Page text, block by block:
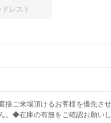
レスト
ABS
接ご来場頂けるお客様を優先さ
。◆在庫の有無をご確認お願い